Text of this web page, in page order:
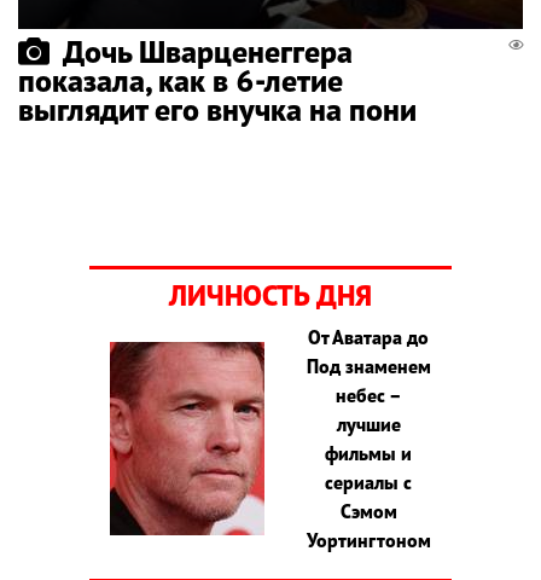
Дочь Шварценеггера
показала, как в 6-летие
выглядит его внучка на пони
ЛИЧНОСТЬ ДНЯ
От Аватара до
Под знаменем
небес –
лучшие
фильмы и
сериалы с
Сэмом
Уортингтоном